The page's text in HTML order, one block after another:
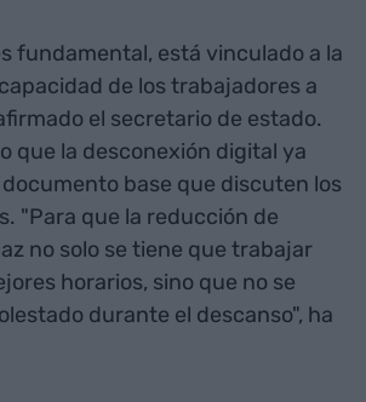
fundamental, está vinculado a la
de los trabajadores a
el secretario de estado.
que la desconexión digital ya
base que discuten los
"Para que la reducción de
no solo se tiene que trabajar
horarios, sino que no se
durante el descanso", ha